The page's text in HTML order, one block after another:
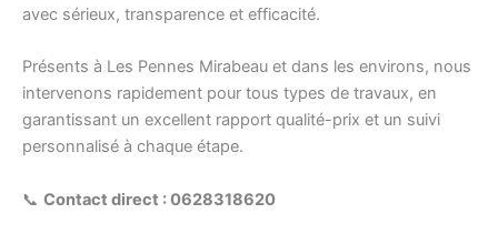
avec sérieux, transparence et efficacité.
Présents à Les Pennes Mirabeau et dans les environs, nous
intervenons rapidement pour tous types de travaux, en
garantissant un excellent rapport qualité-prix et un suivi
personnalisé à chaque étape.
📞 Contact direct : 0628318620